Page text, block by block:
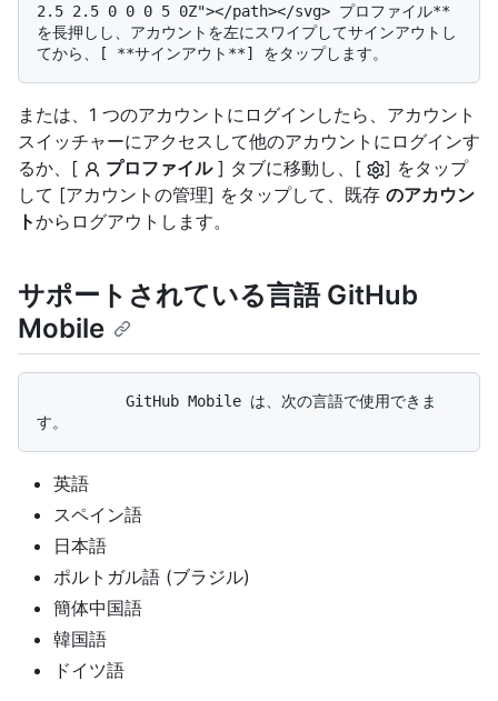
2.5 2.5 0 0 0 5 0Z"></path></svg> プロファイル**
を長押しし、アカウントを左にスワイプしてサインアウトし
または、1 つのアカウントにログインしたら、アカウント
スイッチャーにアクセスして他のアカウントにログインす
るか、[
プロファイル] タブに移動し、[
] をタップ
して [アカウントの管理] をタップして、既存 のアカウン
トからログアウトします。
サポートされている言語 GitHub
Mobile
英語
スペイン語
日本語
ポルトガル語 (ブラジル)
簡体中国語
韓国語
ドイツ語